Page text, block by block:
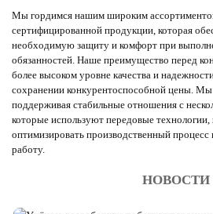
Мы гордимся нашим широким
сертифицированной продукции, которая
необходимую защиту и комфорт при
обязанностей. Наше преимущество перед
более высоком уровне качества и
сохранении конкурентоспособной цены. Мы
поддерживая стабильные отношения с
которые используют передовые
оптимизировать производственный
работу.
НОВОСТИ